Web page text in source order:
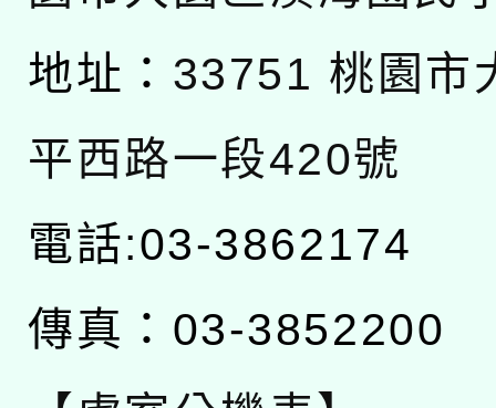
地址： 33751 桃園市
平西路一段420號
電話:03-3862174
傳真：03-3852200